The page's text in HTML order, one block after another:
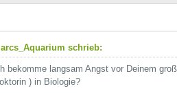
schrieb:
bekomme langsam Angst vor Deinem
) in Biologie?